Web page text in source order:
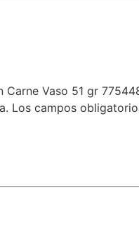
Carne Vaso 51 gr
Los campos